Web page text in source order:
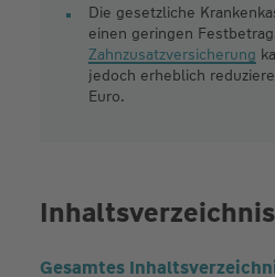
Die gesetzliche
einen geringen
Zahnzusatzversicherung
jedoch erheblich
Euro.
Inhaltsverzeichnis
Gesamtes